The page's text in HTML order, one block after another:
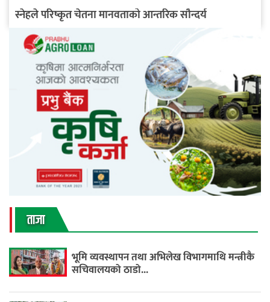
स्नेहले परिष्कृत चेतना मानवताको आन्तरिक सौन्दर्य
ताजा
भूमि व्यवस्थापन तथा अभिलेख विभागमाथि मन्त्रीकै
सचिवालयको ठाडो...